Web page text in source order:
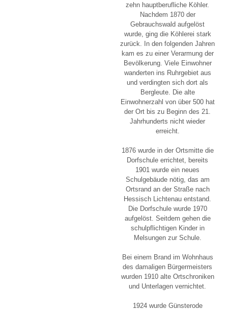
zehn hauptberufliche Köhler.
Nachdem 1870 der
Gebrauchswald aufgelöst
wurde, ging die Köhlerei stark
zurück. In den folgenden Jahren
kam es zu einer Verarmung der
Bevölkerung. Viele Einwohner
wanderten ins Ruhrgebiet aus
und verdingten sich dort als
Bergleute. Die alte
Einwohnerzahl von über 500 hat
der Ort bis zu Beginn des 21.
Jahrhunderts nicht wieder
erreicht.
1876 wurde in der Ortsmitte die
Dorfschule errichtet, bereits
1901 wurde ein neues
Schulgebäude nötig, das am
Ortsrand an der Straße nach
Hessisch Lichtenau entstand.
Die Dorfschule wurde 1970
aufgelöst. Seitdem gehen die
schulpflichtigen Kinder in
Melsungen zur Schule.
Bei einem Brand im Wohnhaus
des damaligen Bürgermeisters
wurden 1910 alte Ortschroniken
und Unterlagen vernichtet.
1924 wurde Günsterode